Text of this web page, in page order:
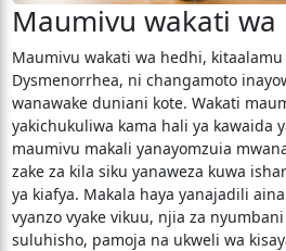
Maumivu wakati wa
​Maumivu wakati wa hedhi,
Dysmenorrhea, ni changamoto
wanawake duniani kote. Wakati
yakichukuliwa kama hali ya kawaida
maumivu makali yanayomzuia
zake za kila siku yanaweza kuwa
ya kiafya. Makala haya yanajadili
vyanzo vyake vikuu, njia za
suluhisho, pamoja na ukweli wa